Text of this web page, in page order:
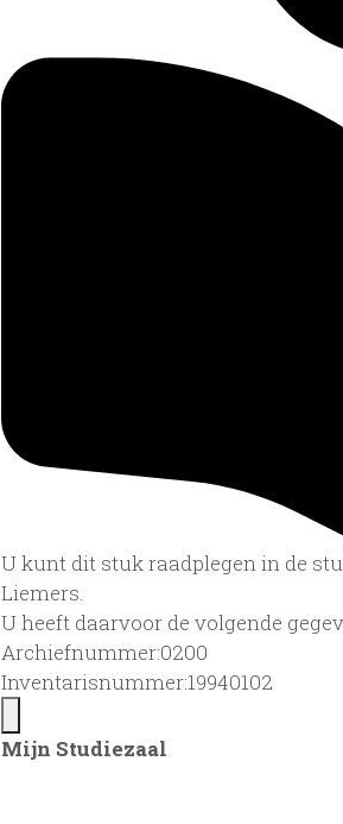
U kunt dit stuk raadplegen in de
Liemers.
U heeft daarvoor de volgende
Archiefnummer:0200
Inventarisnummer:19940102
Mijn Studiezaal